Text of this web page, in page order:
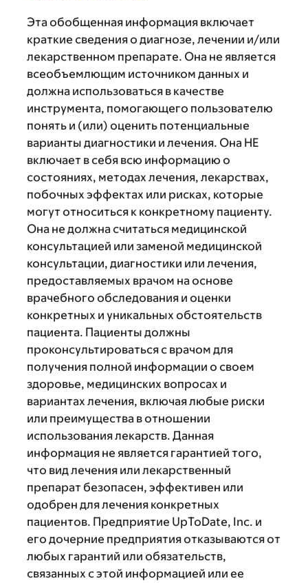
Эта обобщенная информация включает
краткие сведения о диагнозе, лечении и/или
лекарственном препарате. Она не является
всеобъемлющим источником данных и
должна использоваться в качестве
инструмента, помогающего пользователю
понять и (или) оценить потенциальные
варианты диагностики и лечения. Она НЕ
включает в себя всю информацию о
состояниях, методах лечения, лекарствах,
побочных эффектах или рисках, которые
могут относиться к конкретному пациенту.
Она не должна считаться медицинской
консультацией или заменой медицинской
консультации, диагностики или лечения,
предоставляемых врачом на основе
врачебного обследования и оценки
конкретных и уникальных обстоятельств
пациента. Пациенты должны
проконсультироваться с врачом для
получения полной информации о своем
здоровье, медицинских вопросах и
вариантах лечения, включая любые риски
или преимущества в отношении
использования лекарств. Данная
информация не является гарантией того,
что вид лечения или лекарственный
препарат безопасен, эффективен или
одобрен для лечения конкретных
пациентов. Предприятие UpToDate, Inc. и
его дочерние предприятия отказываются от
любых гарантий или обязательств,
связанных с этой информацией или ее